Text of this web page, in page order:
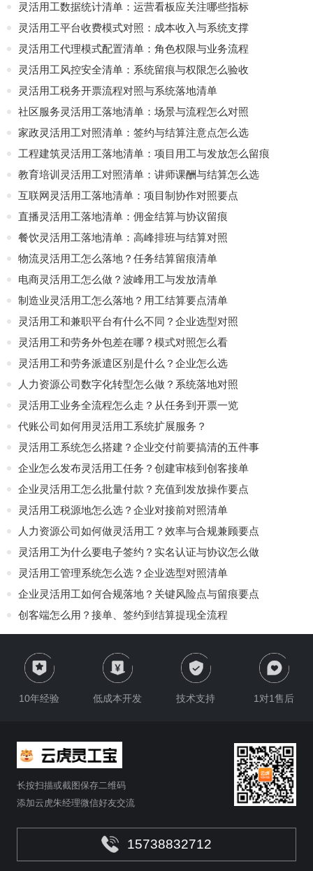
灵活用工数据统计清单：运营看板应关注哪些指标
灵活用工平台收费模式对照：成本收入与系统支撑
灵活用工代理模式配置清单：角色权限与业务流程
灵活用工风控安全清单：系统留痕与权限怎么验收
灵活用工税务开票流程对照与系统落地清单
社区服务灵活用工落地清单：场景与流程怎么对照
家政灵活用工对照清单：签约与结算注意点怎么选
工程建筑灵活用工落地清单：项目用工与发放怎么留痕
教育培训灵活用工对照清单：讲师课酬与结算怎么选
互联网灵活用工落地清单：项目制协作对照要点
直播灵活用工落地清单：佣金结算与协议留痕
餐饮灵活用工落地清单：高峰排班与结算对照
物流灵活用工怎么落地？任务结算留痕清单
电商灵活用工怎么做？波峰用工与发放清单
制造业灵活用工怎么落地？用工结算要点清单
灵活用工和兼职平台有什么不同？企业选型对照
灵活用工和劳务外包差在哪？模式对照怎么看
灵活用工和劳务派遣区别是什么？企业怎么选
人力资源公司数字化转型怎么做？系统落地对照
灵活用工业务全流程怎么走？从任务到开票一览
代账公司如何用灵活用工系统扩展服务？
灵活用工系统怎么搭建？企业交付前要搞清的五件事
企业怎么发布灵活用工任务？创建审核到创客接单
企业灵活用工怎么批量付款？充值到发放操作要点
灵活用工税源地怎么选？企业对接前对照清单
人力资源公司如何做灵活用工？效率与合规兼顾要点
灵活用工为什么要电子签约？实名认证与协议怎么做
灵活用工管理系统怎么选？企业选型对照清单
企业灵活用工如何合规落地？关键风险点与留痕要点
创客端怎么用？接单、签约到结算提现全流程
10年经验 低成本开发 技术支持 1对1售后
长按扫描或截图保存二维码
添加云虎朱经理微信好友交流
15738832712